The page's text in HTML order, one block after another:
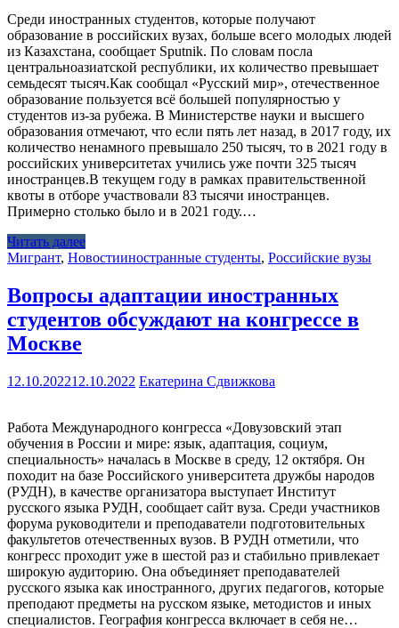
Среди иностранных студентов, которые получают
образование в российских вузах, больше всего молодых людей
из Казахстана, сообщает Sputnik. По словам посла
центральноазиатской республики, их количество превышает
семьдесят тысяч.Как сообщал «Русский мир», отечественное
образование пользуется всё большей популярностью у
студентов из-за рубежа. В Министерстве науки и высшего
образования отмечают, что если пять лет назад, в 2017 году, их
количество ненамного превышало 250 тысяч, то в 2021 году в
российских университетах учились уже почти 325 тысяч
иностранцев.В текущем году в рамках правительственной
квоты в отборе участвовали 83 тысячи иностранцев.
Примерно столько было и в 2021 году.…
Читать далее
Мигрант, Новостииностранные студенты, Российские вузы
Вопросы адаптации иностранных
студентов обсуждают на конгрессе в
Москве
12.10.202212.10.2022 Екатерина Сдвижкова
Работа Международного конгресса «Довузовский этап
обучения в России и мире: язык, адаптация, социум,
специальность» началась в Москве в среду, 12 октября. Он
походит на базе Российского университета дружбы народов
(РУДН), в качестве организатора выступает Институт
русского языка РУДН, сообщает сайт вуза. Среди участников
форума руководители и преподаватели подготовительных
факультетов отечественных вузов. В РУДН отметили, что
конгресс проходит уже в шестой раз и стабильно привлекает
широкую аудиторию. Она объединяет преподавателей
русского языка как иностранного, других педагогов, которые
преподают предметы на русском языке, методистов и иных
специалистов. География конгресса включает в себя не…